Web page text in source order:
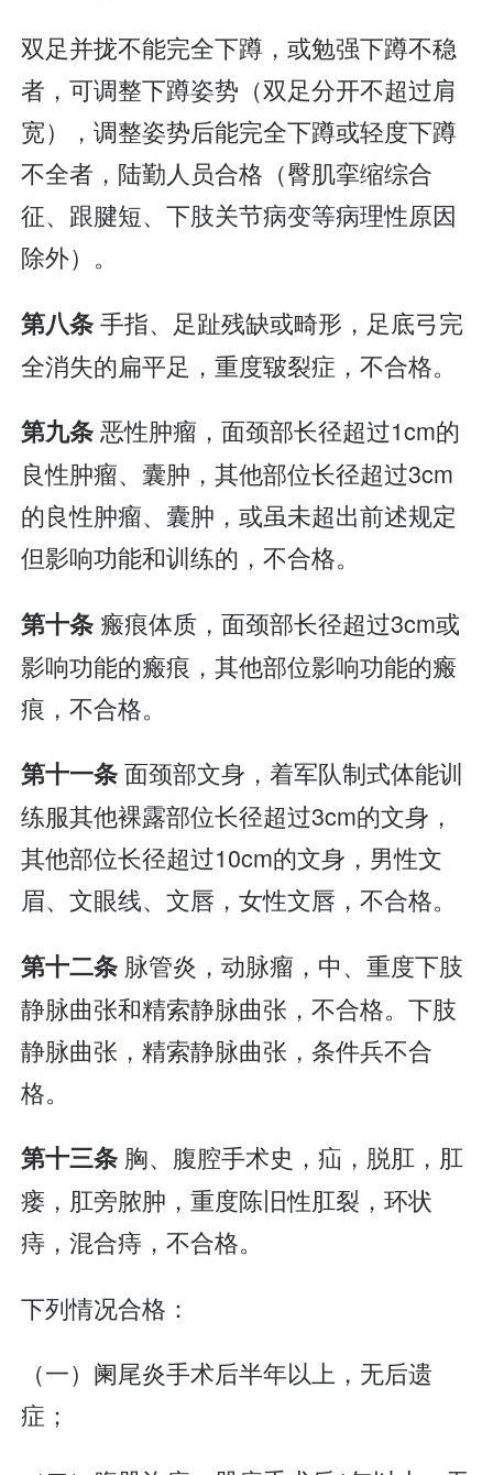
双足并拢不能完全下蹲，或勉强下蹲不稳
者，可调整下蹲姿势（双足分开不超过肩
宽），调整姿势后能完全下蹲或轻度下蹲
不全者，陆勤人员合格（臀肌挛缩综合
征、跟腱短、下肢关节病变等病理性原因
除外）。
第八条手指、足趾残缺或畸形，足底弓完
全消失的扁平足，重度皲裂症，不合格。
第九条恶性肿瘤，面颈部长径超过1cm的
良性肿瘤、囊肿，其他部位长径超过3cm
的良性肿瘤、囊肿，或虽未超出前述规定
但影响功能和训练的，不合格。
第十条 瘢痕体质，面颈部长径超过3cm或
影响功能的瘢痕，其他部位影响功能的瘢
痕，不合格。
第十一条面颈部文身，着军队制式体能训
练服其他裸露部位长径超过3cm的文身，
其他部位长径超过10cm的文身，男性文
眉、文眼线、文唇，女性文唇，不合格。
第十二条 脉管炎，动脉瘤，中、重度下肢
静脉曲张和精索静脉曲张，不合格。下肢
静脉曲张，精索静脉曲张，条件兵不合
格。
第十三条 胸、腹腔手术史，疝，脱肛，肛
瘘，肛旁脓肿，重度陈旧性肛裂，环状
痔，混合痔，不合格。
下列情况合格：
（一）阑尾炎手术后半年以上，无后遗
症；